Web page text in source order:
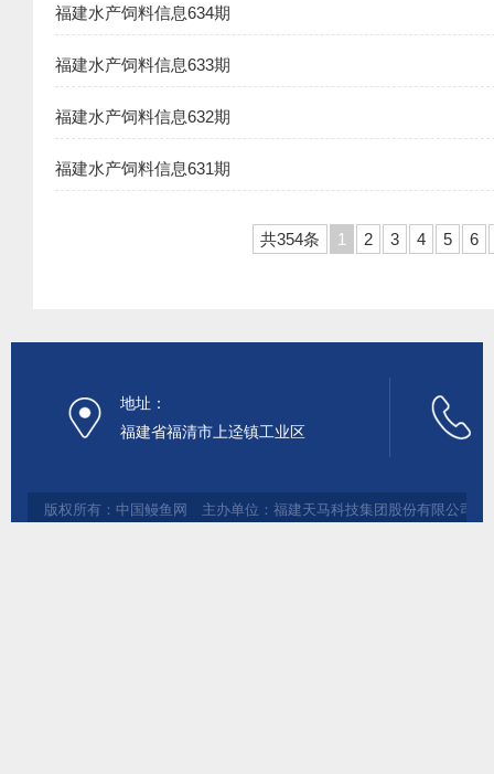
福建水产饲料信息634期
福建水产饲料信息633期
福建水产饲料信息632期
福建水产饲料信息631期
共354条 1 2 3 4 5 6
地址：
福建省福清市上迳镇工业区
版权所有：中国鳗鱼网 主办单位：福建天马科技集团股份有限公司